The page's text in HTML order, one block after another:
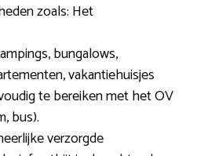
zoals: Het
bungalows,
vakantiehuisjes
te bereiken met het OV
bus).
verzorgde